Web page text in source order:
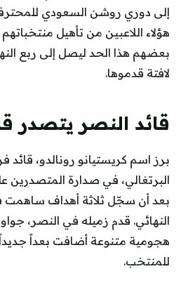
إلى دوري روشن السعودي
بعضهم هذا الحد ليصل إلى ربع
لافتة قدموها.
قائد النصر يتصدر
برز اسم كريستيانو رونالدو، قائد
البرتغالي، في صدارة المتصدرين
بعد أن سجّل ثلاثة أهداف ساهمت
النهائي. قدم زميله في النصر،
هجومية متنوعة أضافت بعداً
للمنتخب.